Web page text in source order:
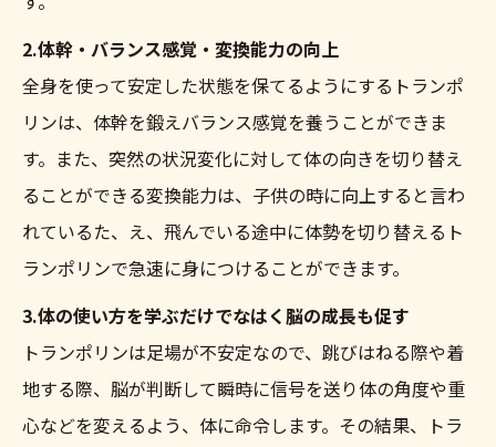
2.体幹・バランス感覚・変換能力の向上
全身を使って安定した状態を保てるようにするトランポ
リンは、体幹を鍛えバランス感覚を養うことができま
す。また、突然の状況変化に対して体の向きを切り替え
ることができる変換能力は、子供の時に向上すると言わ
れているた、え、飛んでいる途中に体勢を切り替えるト
ランポリンで急速に身につけることができます。
3.体の使い方を学ぶだけでなはく脳の成長も促す
トランポリンは足場が不安定なので、跳びはねる際や着
地する際、脳が判断して瞬時に信号を送り体の角度や重
心などを変えるよう、体に命令します。その結果、トラ